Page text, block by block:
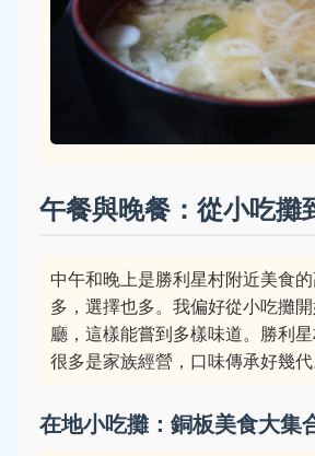
午餐與晚餐：從小吃攤
中午和晚上是勝利星村附近美食
多，選擇也多。我偏好從小吃攤
廳，這樣能嘗到多樣味道。勝利星
很多是家族經營，口味傳承好幾代
在地小吃攤：銅板美食大集